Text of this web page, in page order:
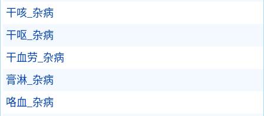
干咳_杂病
干呕_杂病
干血劳_杂病
膏淋_杂病
咯血_杂病